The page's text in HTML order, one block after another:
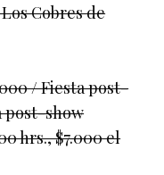
Cobres de
/ Fiesta post-
post-show
hrs., $7.000 el